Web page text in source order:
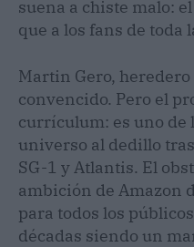
suena a chiste malo:
que a los fans de toda
Martin Gero,
convencido. Pero el
currículum: es uno de
universo al dedillo
SG-1 y Atlantis. El
ambición de Amazon
para todos los
décadas siendo un